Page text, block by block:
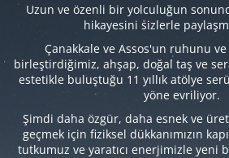
Uzun ve özenli bir yolculuğun
hikayesini sizlerle
Çanakkale ve Assos'un ruhunu ve
birleştirdiğimiz, ahşap, doğal taş ve
estetikle buluştuğu 11 yıllık atölye
yöne evriliyor.
Şimdi daha özgür, daha esnek ve
geçmek için fiziksel dükkanımızın
tutkumuz ve yaratıcı enerjimizle yeni